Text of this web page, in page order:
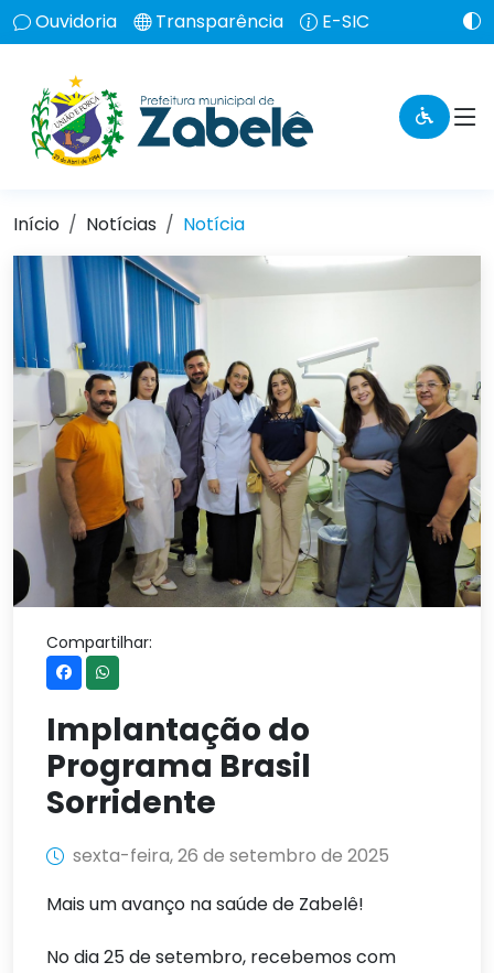
Ouvidoria Transparência E-SIC
Início Notícias Notícia
Compartilhar:
Implantação do
Programa Brasil
Sorridente
sexta-feira, 26 de setembro de 2025
Mais um avanço na saúde de Zabelê!
No dia 25 de setembro, recebemos com